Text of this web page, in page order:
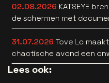
02.08.2026 KATSEYE
de schermen met
HEARTS [trailer]
31.07.2026 Tove Lo
chaotische avond een
popsong
Lees ook: